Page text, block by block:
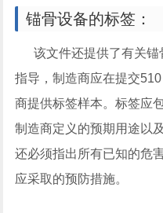
锚骨设备的标签：
该文件还提供了有关锚
指导，制造商应在提交
商提供标签样本。标签应
制造商定义的预期用途以
还必须指出所有已知的危
应采取的预防措施。